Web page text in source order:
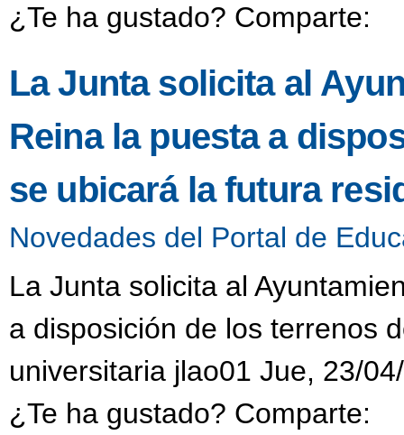
¿Te ha gustado? Comparte:
La Junta solicita al
Reina la puesta a
se ubicará la futura
Novedades del Portal de
La Junta solicita al
a disposición de los terrenos
universitaria jlao01 Jue, 23/
¿Te ha gustado? Comparte: